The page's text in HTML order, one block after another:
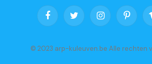
FacebookTwitter Instagram
© 2023 arp-kuleuven.be Alle rechten